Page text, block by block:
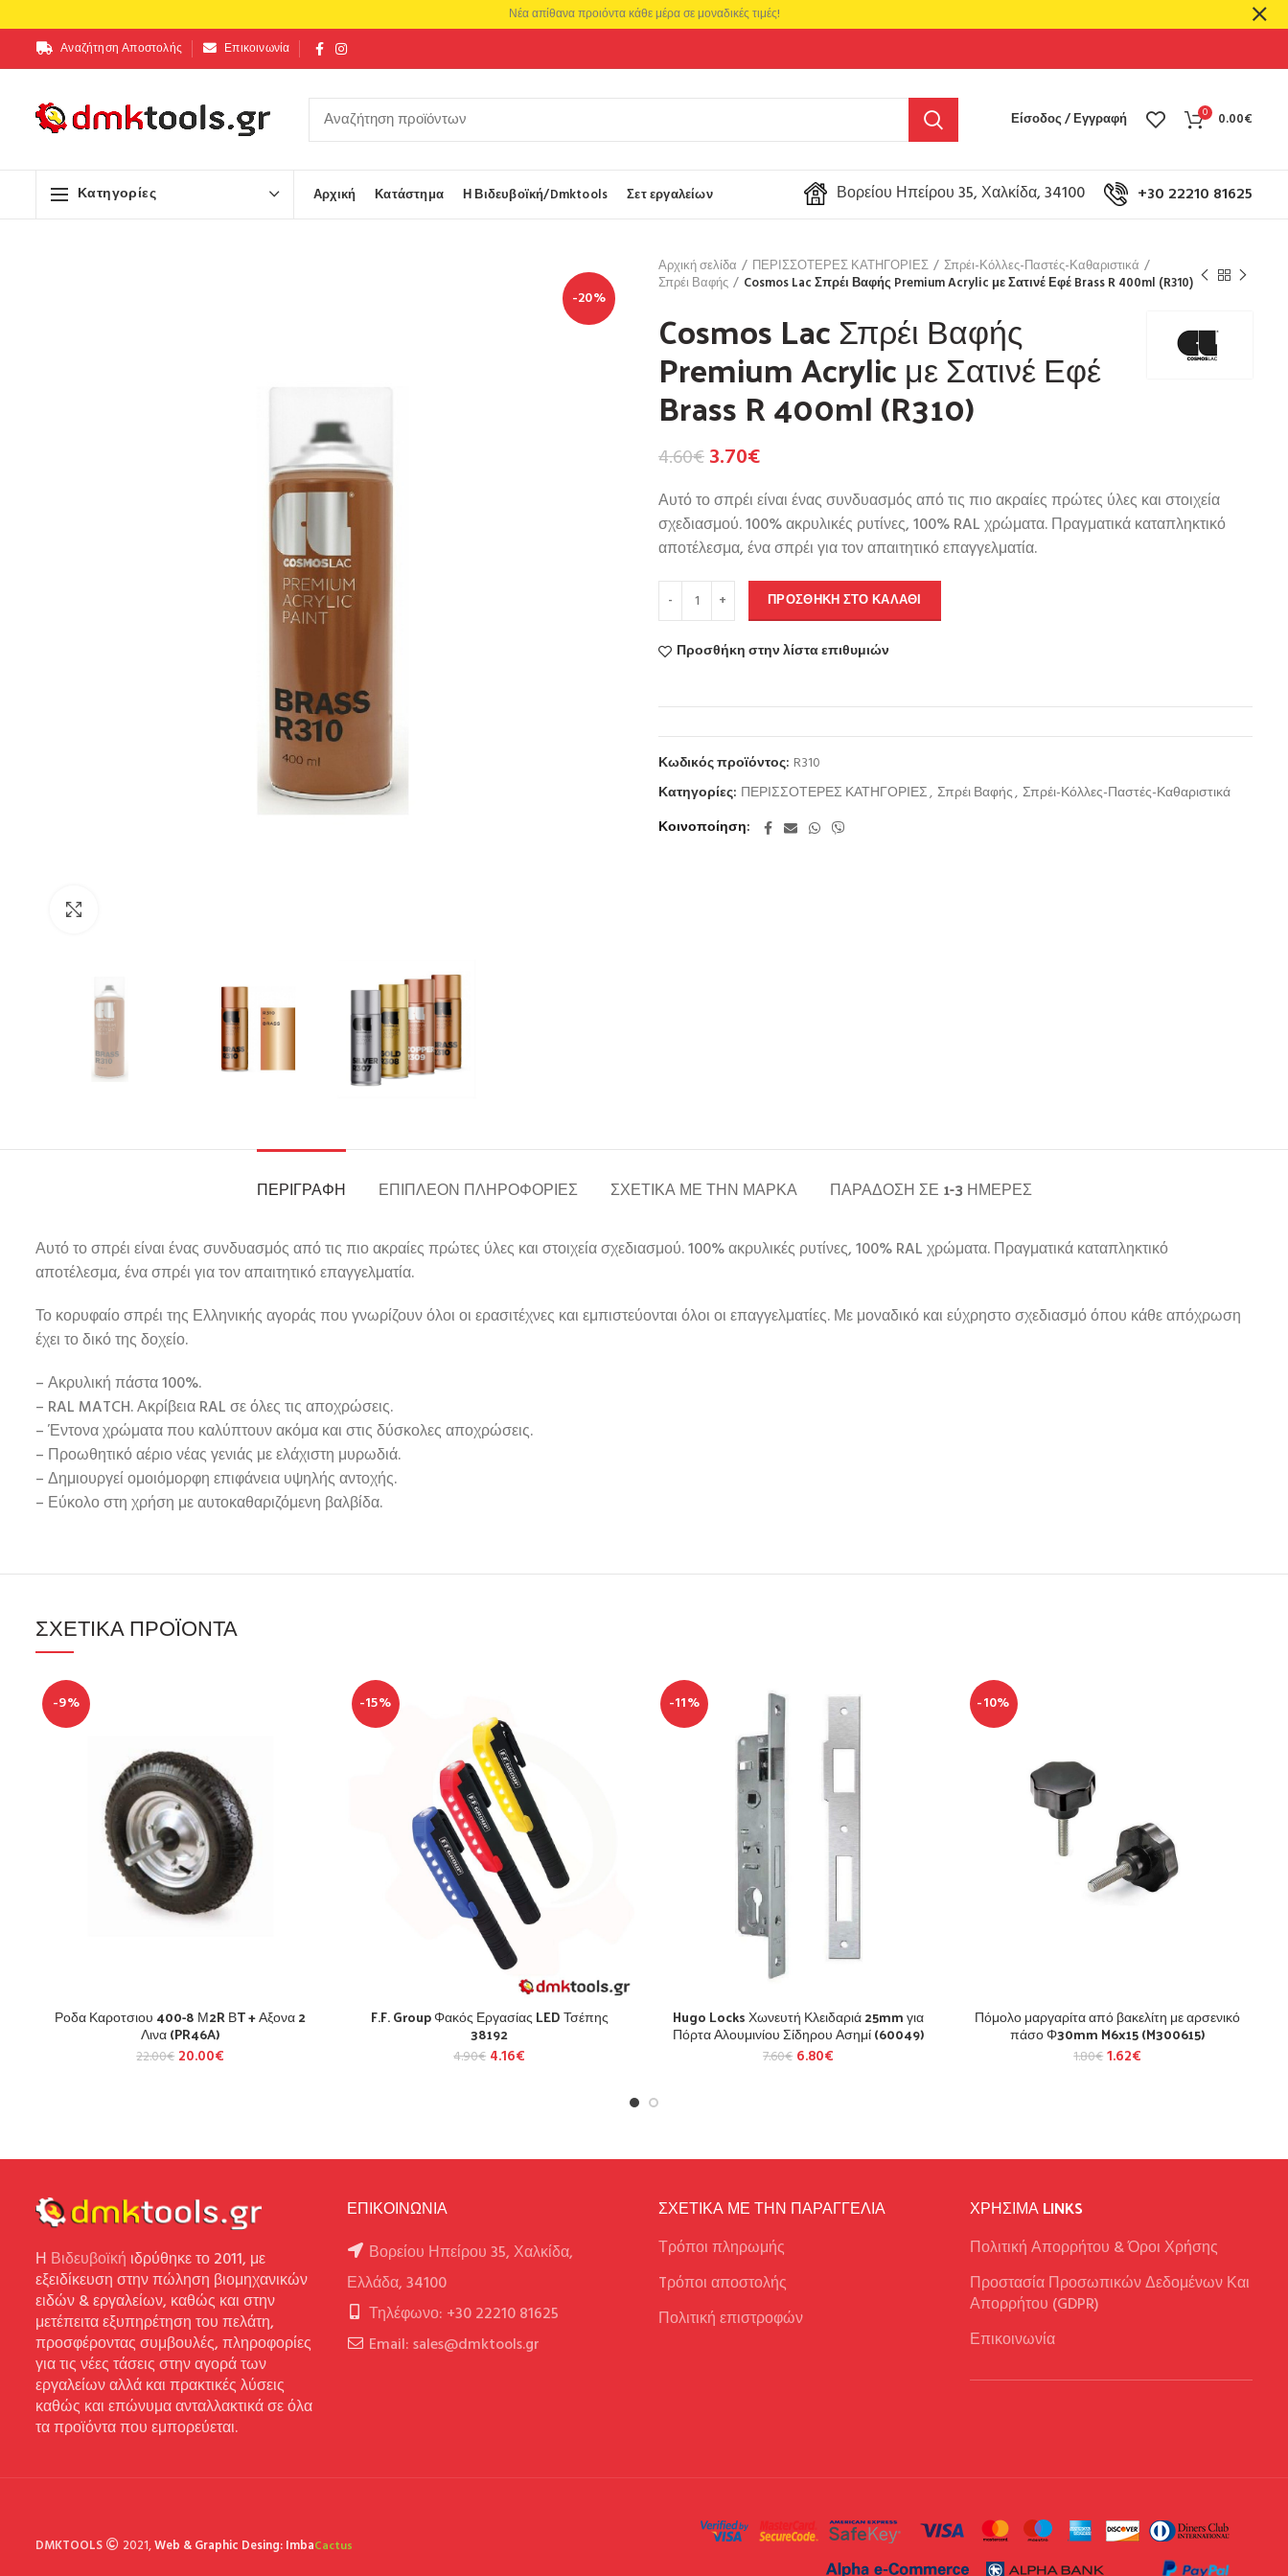
Αναζήτηση Αποστολής Επικοινωνία
Είσοδος / Εγγραφή 0 0.00€
Κατηγορίες Αρχική Κατάστημα Η Βιδευβοϊκή/Dmktools Σετ εργαλείων Βορείου Ηπείρου 35, Χαλκίδα, 34100 +30 22210 81625
-20%
Αρχική σελίδα ΠΕΡΙΣΣΟΤΕΡΕΣ ΚΑΤΗΓΟΡΙΕΣ
Σπρέι-Κόλλες-Παστές-Καθαριστικά
Σπρέι Βαφής
Cosmos Lac Σπρέι Βαφής Premium Acrylic με Σατινέ Εφέ Brass R 400ml (R310)
Cosmos Lac Σπρέι Βαφής
Premium Acrylic με Σατινέ Εφέ
Brass R 400ml (R310)
4.60€3.70€
Αυτό το σπρέι είναι ένας συνδυασμός από τις πιο ακραίες πρώτες ύλες και στοιχεία
σχεδιασμού. 100% ακρυλικές ρυτίνες, 100% RAL χρώματα. Πραγματικά καταπληκτικό
αποτέλεσμα, ένα σπρέι για τον απαιτητικό επαγγελματία.
ΠΡΟΣΘΉΚΗ ΣΤΟ ΚΑΛΆΘΙ
Προσθήκη στην λίστα επιθυμιών
Κωδικός προϊόντος: R310
Κατηγορίες: ΠΕΡΙΣΣΟΤΕΡΕΣ ΚΑΤΗΓΟΡΙΕΣ, Σπρέι Βαφής, Σπρέι-Κόλλες-Παστές-Καθαριστικά
Κοινοποίηση
ΠΕΡΙΓΡΑΦΉ ΕΠΙΠΛΈΟΝ ΠΛΗΡΟΦΟΡΊΕΣ ΣΧΕΤΙΚΆ ΜΕ ΤΗΝ ΜΆΡΚΑ ΠΑΡΆΔΟΣΗ ΣΕ 1-3 ΗΜΈΡΕΣ
Αυτό το σπρέι είναι ένας συνδυασμός από τις πιο ακραίες πρώτες ύλες και στοιχεία σχεδιασμού. 100% ακρυλικές ρυτίνες, 100% RAL χρώματα. Πραγματικά καταπληκτικό
αποτέλεσμα, ένα σπρέι για τον απαιτητικό επαγγελματία.
Το κορυφαίο σπρέι της Ελληνικής αγοράς που γνωρίζουν όλοι οι ερασιτέχνες και εμπιστεύονται όλοι οι επαγγελματίες. Με μοναδικό και εύχρηστο σχεδιασμό όπου κάθε απόχρωση
έχει το δικό της δοχείο.
– Ακρυλική πάστα 100%.
– RAL MATCH. Ακρίβεια RAL σε όλες τις αποχρώσεις.
– Έντονα χρώματα που καλύπτουν ακόμα και στις δύσκολες αποχρώσεις.
– Προωθητικό αέριο νέας γενιάς με ελάχιστη μυρωδιά.
– Δημιουργεί ομοιόμορφη επιφάνεια υψηλής αντοχής.
– Εύκολο στη χρήση με αυτοκαθαριζόμενη βαλβίδα.
ΣΧΕΤΙΚΆ ΠΡΟΪΌΝΤΑ
-9%
Ροδα Καροτσιου 400-8 Μ2R ΒT + Αξονα 2
Λινα (PR46A)
22.00€ 20.00€
-15%
F.F. Group Φακός Εργασίας LED Τσέπης
38192
4.90€ 4.16€
-11%
Hugo Locks Χωνευτή Κλειδαριά 25mm για
Πόρτα Αλουμινίου Σίδηρου Ασημί (60049)
7.60€ 6.80€
-10%
Πόμολο μαργαρίτα από βακελίτη με αρσενικό
πάσο Φ30mm M6x15 (M300615)
1.80€ 1.62€
Η Βιδευβοϊκή ιδρύθηκε το 2011, με
εξειδίκευση στην πώληση βιομηχανικών
ειδών & εργαλείων, καθώς και στην
μετέπειτα εξυπηρέτηση του πελάτη,
προσφέροντας συμβουλές, πληροφορίες
για τις νέες τάσεις στην αγορά των
εργαλείων αλλά και πρακτικές λύσεις
καθώς και επώνυμα ανταλλακτικά σε όλα
τα προϊόντα που εμπορεύεται.
ΕΠΙΚΟΙΝΩΝΙΑ
Βορείου Ηπείρου 35, Χαλκίδα,
Ελλάδα, 34100
Τηλέφωνο: +30 22210 81625
Email: sales@dmktools.gr
ΣΧΕΤΙΚΑ ΜΕ ΤΗΝ ΠΑΡΑΓΓΕΛΙΑ
Τρόποι πληρωμής
Tρόποι αποστολής
Πολιτική επιστροφών
ΧΡΉΣΙΜΑ LINKS
Πολιτική Απορρήτου & Όροι Χρήσης
Προστασία Προσωπικών Δεδομένων Και
Απορρήτου (GDPR)
Επικοινωνία
DMKTOOLS 2021,Web & Graphic Desing: ImbaCactus
Νέα απίθανα προιόντα κάθε μέρα σε μοναδικές τιμές!